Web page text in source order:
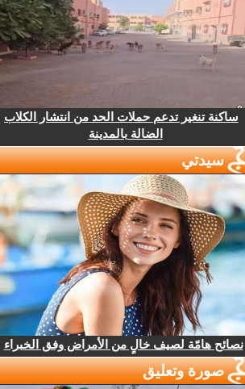
ساكنة تنغير تدعم حملات الحد من انتشار الكلاب
الضالة بالمدينة
سيدتي
نصائح هامّة لصيف خالٍ من الأمراض وفق الخبراء
صورة وتعليق